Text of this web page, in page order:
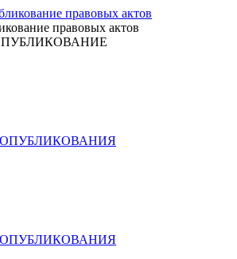
правовых актов